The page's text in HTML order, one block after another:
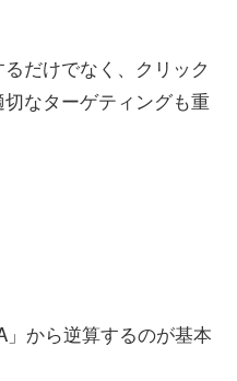
だけでなく、クリック
なターゲティングも重
から逆算するのが基本